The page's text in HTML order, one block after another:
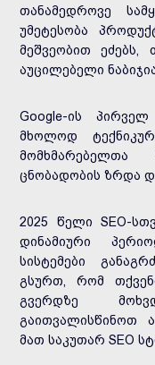
თანამედროვე
უმეტესობა
მეშვეობით ეძებს,
აუცილებელი
Google-ის
მხოლოდ
მომხმარებელთა
ცნობადობის ზრდა
2025 წელი SEO-
დინამიური
სისტემები
გსურთ, რომ
გვერდზე
გაითვალისწინოთ
მათ საკუთარ SEO